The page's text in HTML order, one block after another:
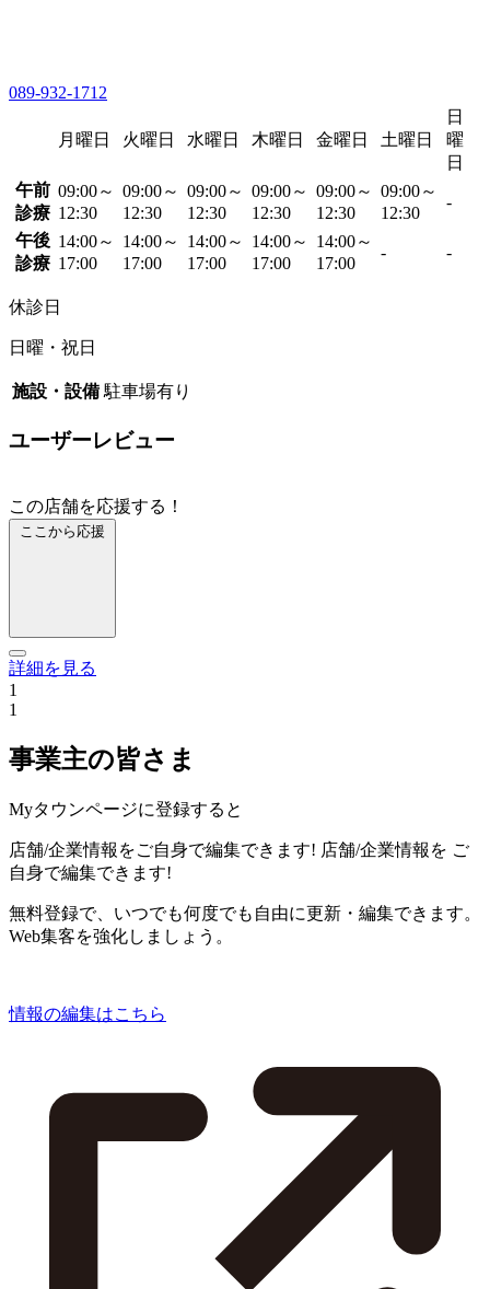
089-932-1712
月曜日 火曜日 水曜日 木曜日 金曜日 土曜日
日
曜
日
午前
診療
09:00～
12:30
09:00～
12:30
09:00～
12:30
09:00～
12:30
09:00～
12:30
09:00～
12:30
-
午後
診療
14:00～
17:00
14:00～
17:00
14:00～
17:00
14:00～
17:00
14:00～
17:00
- -
休診日
日曜・祝日
施設・設備 駐車場有り
ユーザーレビュー
この店舗を応援する！
ここから応援
詳細を見る
1
1
事業主の皆さま
Myタウンページに登録すると
店舗/企業情報をご自身で編集できます! 店舗/企業情報を ご
自身で編集できます!
無料登録で、いつでも何度でも自由に更新・編集できます。
Web集客を強化しましょう。
情報の編集はこちら